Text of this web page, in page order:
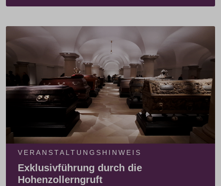
VERANSTALTUNGSHINWEIS
Exklusivführung durch die
Hohenzollerngruft